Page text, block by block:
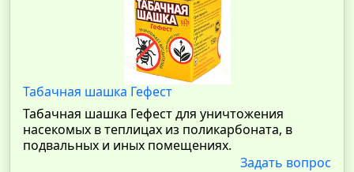
Табачная шашка Гефест
Табачная шашка Гефест для уничтожения
насекомых в теплицах из поликарбоната, в
подвальных и иных помещениях.
Задать вопрос